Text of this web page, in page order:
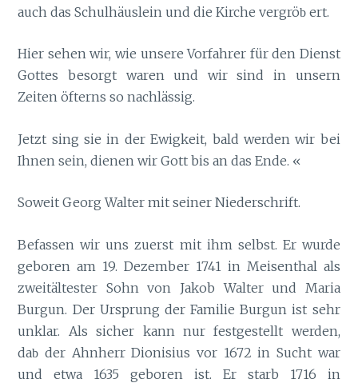
auch das Schulhäuslein und die Kirche vergröb ert.
Hier sehen wir, wie unsere Vorfahrer für den Dienst
Gottes besorgt waren und wir sind in unsern
Zeiten öfterns so nachlässig.
Jetzt sing sie in der Ewigkeit, bald werden wir bei
Ihnen sein, dienen wir Gott bis an das Ende. «
Soweit Georg Walter mit seiner Niederschrift.
Befassen wir uns zuerst mit ihm selbst. Er wurde
geboren am 19. Dezember 1741 in Meisenthal als
zweitältester Sohn von Jakob Walter und Maria
Burgun. Der Ursprung der Familie Burgun ist sehr
unklar. Als sicher kann nur festgestellt werden,
dab der Ahnherr Dionisius vor 1672 in Sucht war
und etwa 1635 geboren ist. Er starb 1716 in